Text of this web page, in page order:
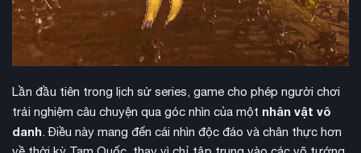
Lần đầu tiên trong lịch sử series, game cho phép người chơi
trải nghiệm câu chuyện qua góc nhìn của một nhân vật vô
danh. Điều này mang đến cái nhìn độc đáo và chân thực hơn